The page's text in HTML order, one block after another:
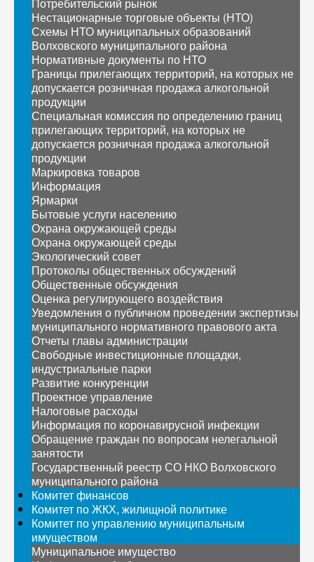
Нестационарные торговые объекты (НТО)
Схемы НТО муниципальных образований
Волховского муниципального района
Нормативные документы по НТО
Границы прилегающих территорий, на которых не
допускается розничная продажа алкогольной
продукции
Специальная комиссия по определению границ
прилегающих территорий, на которых не
допускается розничная продажа алкогольной
продукции
Маркировка товаров
Информация
Ярмарки
Бытовые услуги населению
Охрана окружающей среды
Охрана окружающей среды
Экологический совет
Протоколы общественных обсуждений
Общественные обсуждения
Оценка регулирующего воздействия
Уведомления о публичном проведении экспертизы
муниципального нормативного правового акта
Отчеты главы администрации
Свободные инвестиционные площадки,
индустриальные парки
Развитие конкуренции
Проектное управление
Налоговые расходы
Информация по коронавирусной инфекции
Обращение граждан по вопросам нелегальной
занятости
Государственный реестр СО НКО Волховского
муниципального района
Комитет финансов
Комитет по ЖКХ, жилищной политике
Комитет по управлению муниципальным
имуществом
Муниципальное имущество